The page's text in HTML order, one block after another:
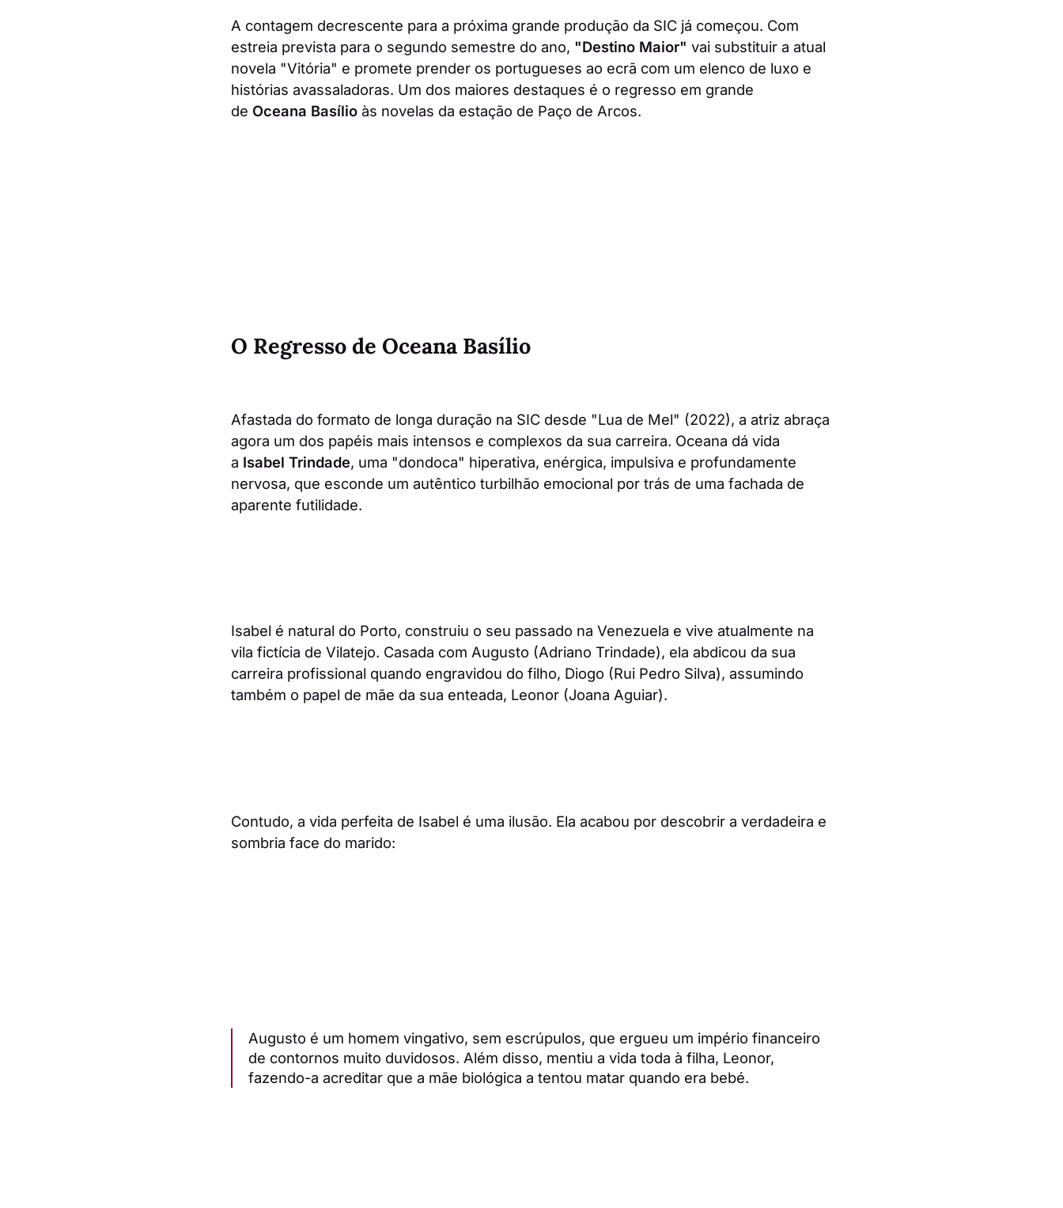
A contagem decrescente para a próxima grande produção da SIC já começou. Com
estreia prevista para o segundo semestre do ano, "Destino Maior" vai substituir a atual
novela "Vitória" e promete prender os portugueses ao ecrã com um elenco de luxo e
histórias avassaladoras. Um dos maiores destaques é o regresso em grande
de Oceana Basílio às novelas da estação de Paço de Arcos.
O Regresso de Oceana Basílio
Afastada do formato de longa duração na SIC desde "Lua de Mel" (2022), a atriz abraça
agora um dos papéis mais intensos e complexos da sua carreira. Oceana dá vida
a Isabel Trindade, uma "dondoca" hiperativa, enérgica, impulsiva e profundamente
nervosa, que esconde um autêntico turbilhão emocional por trás de uma fachada de
aparente futilidade.
Isabel é natural do Porto, construiu o seu passado na Venezuela e vive atualmente na
vila fictícia de Vilatejo. Casada com Augusto (Adriano Trindade), ela abdicou da sua
carreira profissional quando engravidou do filho, Diogo (Rui Pedro Silva), assumindo
também o papel de mãe da sua enteada, Leonor (Joana Aguiar).
Contudo, a vida perfeita de Isabel é uma ilusão. Ela acabou por descobrir a verdadeira e
sombria face do marido:
Augusto é um homem vingativo, sem escrúpulos, que ergueu um império financeiro
de contornos muito duvidosos. Além disso, mentiu a vida toda à filha, Leonor,
fazendo-a acreditar que a mãe biológica a tentou matar quando era bebé.